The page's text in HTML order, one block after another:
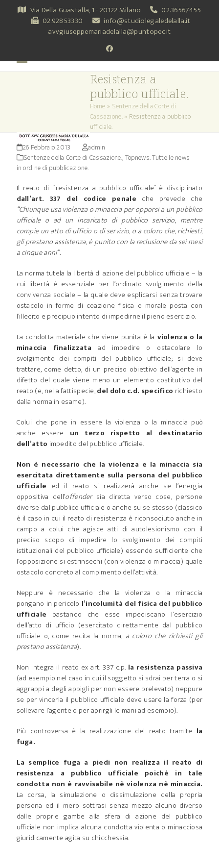
Via Della Guastalla, 1 - 20122 Milano
02.36567455
02.92853330
info@studiolegaledelalla.it
avvgiuseppemariadelalla@puntopec.it
Facebook
Resistenza a
pubblico ufficiale.
Home » Sentenze della Corte di
Cassazione.» Resistenza a pubblico
ufficiale.
26 Febbraio 2013
admin
Sentenze della Corte di Cassazione.,Topnews. Tutte le news
in ordine di pubblicazione.
Il reato di “resistenza a pubblico ufficiale” è disciplinato
dall’art. 337 del codice penale che prevede che
“Chiunque usa violenza o minaccia per opporsi a un pubblico
ufficiale o ad un incaricato di pubblico servizio, mentre
compie un atto di ufficio o di servizio, o a coloro che, richiesti,
gli prestano assistenza, è punito con la reclusione da sei mesi
a cinque anni”.
La norma tutela la libertà di azione del pubblico ufficiale – la
cui libertà è essenziale per l’ordinato svolgimento della
convivenza sociale – la quale deve esplicarsi senza trovare
ostacolo in forme di coazione fisica o morale posta con
l’illecito e precipuo intento di impedirne il pieno esercizio.
La condotta materiale che viene punita è la violenza o la
minaccia finalizzata ad impedire o ostacolare lo
svolgimento dei compiti del pubblico ufficiale; si deve
trattare, come detto, di un preciso obiettivo dell’agente in
difetto del quale viene meno un elemento costitutivo del
reato (e, nella fattispecie,del dolo c.d. specifico richiesto
dalla norma in esame).
Colui che pone in essere la violenza o la minaccia può
anche essere un terzo rispetto al destinatario
dell’atto impedito del pubblico ufficiale.
Non è necessario che la violenza e la minaccia sia
esercitata direttamente sulla persona del pubblico
ufficiale ed il reato si realizzerà anche se l’energia
oppositiva dell’offendersia diretta verso cose, persone
diverse dal pubblico ufficiale o anche su se stesso (classico
è il caso in cui il reato di resistenza è riconsociuto anche in
campo a colui che agisce atti di autolesionismo con il
preciso scopo di impedire lo svolgimento dei compiti
istituzionali del pubblico ufficiale) essendo sufficiente che
l’opposizione si estrinsechi (con violenza o minaccia) quale
ostacolo concreto al compimento dell’attività.
Neppure è necessario che la violenza o la minaccia
pongano in pericolo l’incolumità del fisica del pubblico
ufficiale bastando che esse impediscano l’esercizio
dell’atto di ufficio (esercitato direttamente dal pubblico
ufficiale o, come recita la norma, a coloro che richiesti gli
prestano assistenza).
Non integra il reato ex art. 337 c.p. la resistenza passiva
(ad esempio nel caso in cui il soggetto si sdrai per terra o si
aggrappi a degli appigli per non essere prelevato) neppure
se per vincerla il pubblico ufficiale deve usare la forza (per
sollevare l’agente o per aprirgli le mani ad esempio).
Più controversa è la realizzazione del reato tramite la
fuga.
La semplice fuga a piedi non realizza il reato di
resistenza a pubblico ufficiale poichè in tale
condotta non è ravvisabile nè violenza nè minaccia.
La corsa, la simulazione o dissimulazione della propria
persona ed il mero sottrasi senza mezzo alcuno diverso
dalle proprie gambe alla sfera di azione del pubblico
ufficiale non implica alcuna condotta violenta o minacciosa
giuridicamente agita su chicchessia.